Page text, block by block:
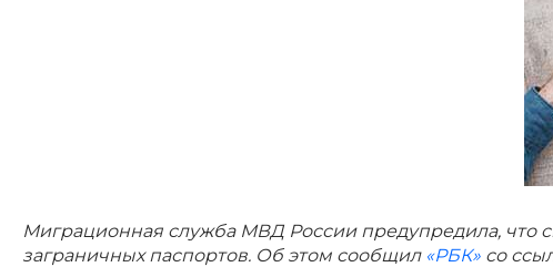
Миграционная служба МВД России предупредила, что
заграничных паспортов. Об этом сообщил «РБК» со